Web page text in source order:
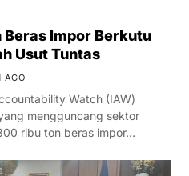
Beras Impor Berkutu
Usut Tuntas
AGO
Watch (IAW)
mengguncang sektor
ribu ton beras impor…